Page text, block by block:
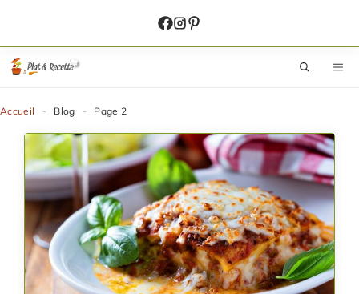
contenu
Accueil - Blog - Page 2